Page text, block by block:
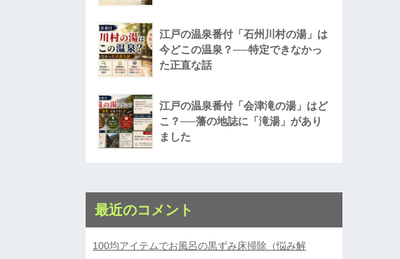
江戸の温泉番付「石州川村の湯」は
今どこの温泉？──特定できなかっ
た正直な話
江戸の温泉番付「会津滝の湯」はど
こ？──藩の地誌に「滝湯」があり
ました
最近のコメント
100均アイテムでお風呂の黒ずみ床掃除（悩み解